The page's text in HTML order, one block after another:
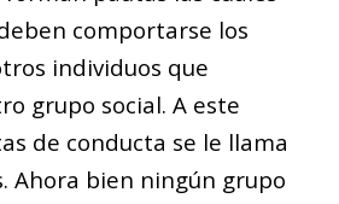
comportarse los
individuos que
grupo social. A este
de conducta se le llama
Ahora bien ningún grupo